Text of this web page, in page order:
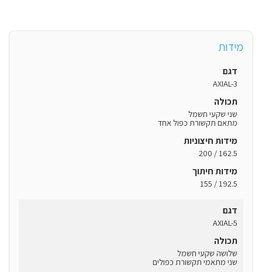
מידות
דגם
AXIAL-3
תכולה
שני שקעי חשמל
מתאם תקשורת כפול אחד
מידות חיצוניות
162.5 / 200
מידות חיתוך
192.5 / 155
דגם
AXIAL-5
תכולה
שלושה שקעי חשמל
שני מתאמי תקשורת כפולים